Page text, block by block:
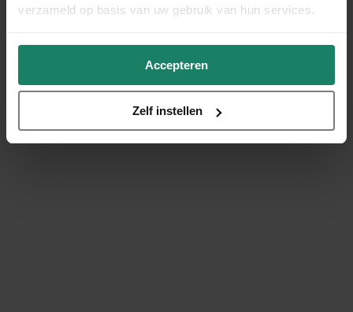
verzameld op basis van uw gebruik van hun services.
Accepteren
Zelf instellen